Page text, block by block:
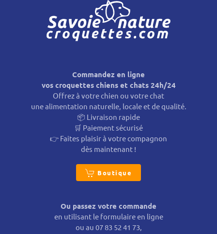
Commandez en ligne
vos croquettes chiens et chats 24h/24
Offrez à votre chien ou votre chat
une alimentation naturelle, locale et de qualité.
📦 Livraison rapide
🛒 Paiement sécurisé
👉 Faites plaisir à votre compagnon
dès maintenant !
Boutique
Ou passez votre commande
en utilisant le formulaire en ligne
ou au 07 83 52 41 73,